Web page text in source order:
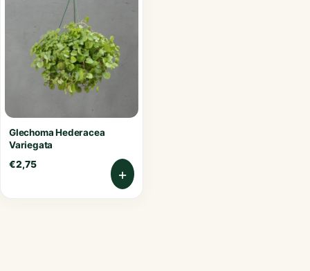
Glechoma Hederacea
Variegata
€2,75
+